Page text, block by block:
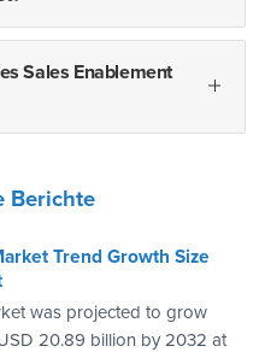
Sales Enablement
Berichte
Trend Growth Size
was projected to grow
20.89 billion by 2032 at